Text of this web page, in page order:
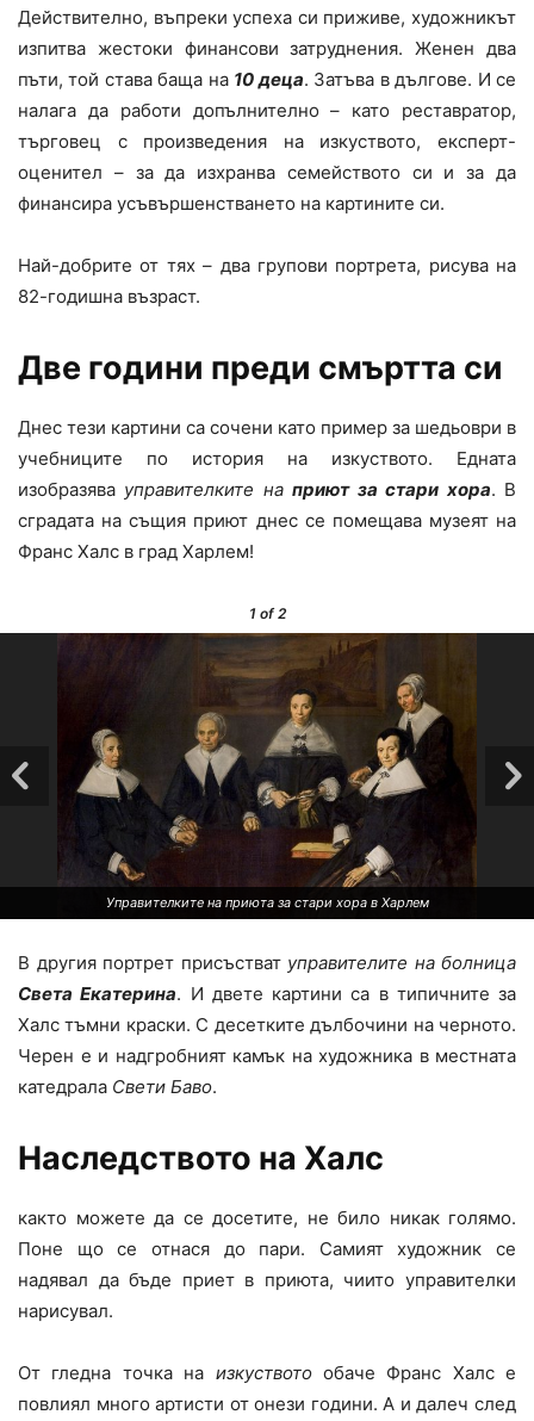
Действително, въпреки успеха си приживе, художникът
изпитва жестоки финансови затруднения. Женен два
пъти, той става баща на 10 деца. Затъва в дългове. И се
налага да работи допълнително – като реставратор,
търговец с произведения на изкуството, експерт-
оценител – за да изхранва семейството си и за да
финансира усъвършенстването на картините си.
Най-добрите от тях – два групови портрета, рисува на
82-годишна възраст.
Две години преди смъртта си
Днес тези картини са сочени като пример за шедьоври в
учебниците по история на изкуството. Едната
изобразява управителките наприют за стари хора. В
сградата на същия приют днес се помещава музеят на
Франс Халс в град Харлем!
1of 2
Управителките на приюта за стари хора в Харлем
В другия портрет присъстват управителите на болница
Света Екатерина. И двете картини са в типичните за
Халс тъмни краски. С десетките дълбочини на черното.
Черен е и надгробният камък на художника в местната
катедрала Свети Баво.
Наследството на Халс
както можете да се досетите, не било никак голямо.
Поне що се отнася до пари. Самият художник се
надявал да бъде приет в приюта, чиито управителки
нарисувал.
От гледна точка на изкуствотообаче Франс Халс е
повлиял много артисти от онези години. А и далеч след